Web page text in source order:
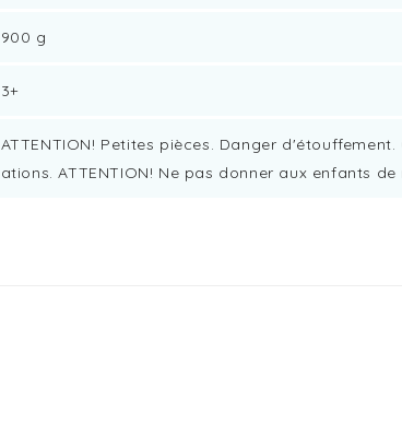
900 g
3+
ATTENTION! Petites pièces. Danger
ations. ATTENTION! Ne pas donner aux enfants de